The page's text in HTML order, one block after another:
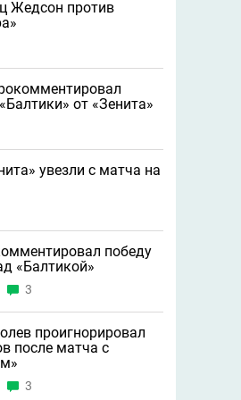
Жедсон против
от «Зенита»
увезли с матча на
победу
«Балтикой»
3
проигнорировал
после матча с
3